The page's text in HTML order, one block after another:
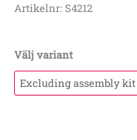
Artikelnr: S4212
Välj variant